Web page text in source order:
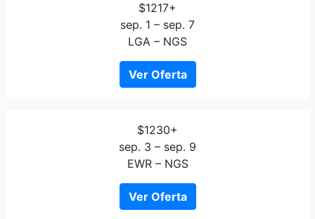
$1217+
sep. 1 – sep. 7
LGA – NGS
Ver Oferta
$1230+
sep. 3 – sep. 9
EWR – NGS
Ver Oferta